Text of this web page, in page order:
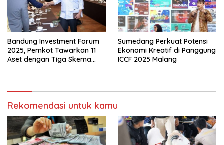
Bandung Investment Forum
2025, Pemkot Tawarkan 11
Aset dengan Tiga Skema
Sumedang Perkuat Potensi
Ekonomi Kreatif di Panggung
ICCF 2025 Malang
Rekomendasi untuk kamu